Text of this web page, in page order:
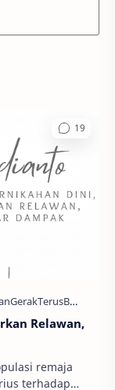
Relawan,
remaja
terhadap